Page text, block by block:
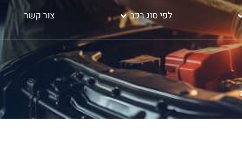
לפי סוג רכב צור קשר